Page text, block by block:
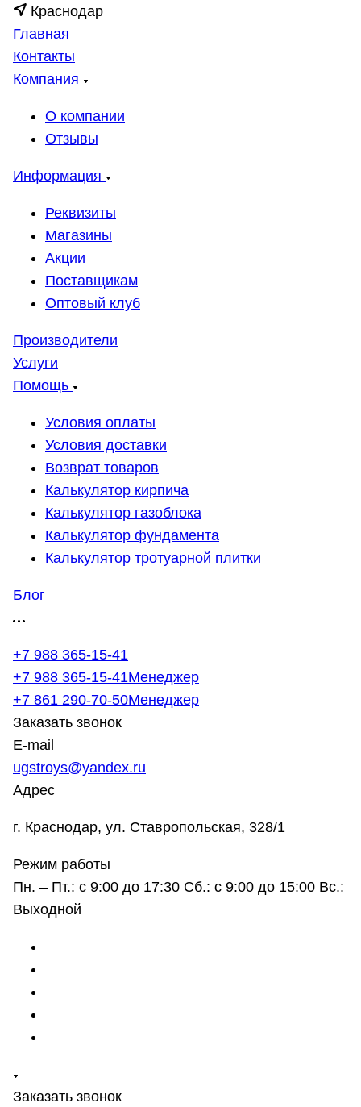
Краснодар
Главная
Контакты
Компания
О компании
Отзывы
Информация
Реквизиты
Магазины
Акции
Поставщикам
Оптовый клуб
Производители
Услуги
Помощь
Условия оплаты
Условия доставки
Возврат товаров
Калькулятор кирпича
Калькулятор газоблока
Калькулятор фундамента
Калькулятор тротуарной плитки
Блог
+7 988 365-15-41
+7 988 365-15-41Менеджер
+7 861 290-70-50Менеджер
Заказать звонок
E-mail
ugstroys@yandex.ru
Адрес
г. Краснодар, ул. Ставропольская, 328/1
Режим работы
Пн. – Пт.: с 9:00 до 17:30 Сб.: с 9:00 до 15:00 Вс.:
Выходной
Заказать звонок